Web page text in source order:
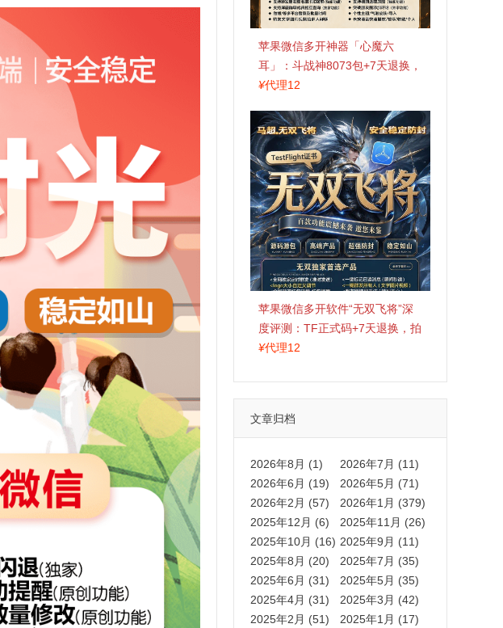
苹果微信多开神器「心魔六
耳」：斗战神8073包+7天退换，
认准拍拍卡激活码商城
¥代理12
苹果微信多开软件“无双飞将”深
度评测：TF正式码+7天退换，拍
拍卡激活码商城正品保障
¥代理12
文章归档
2026年8月 (1)
2026年7月 (11)
2026年6月 (19)
2026年5月 (71)
2026年2月 (57)
2026年1月 (379)
2025年12月 (6)
2025年11月 (26)
2025年10月 (16) 2025年9月 (11)
2025年8月 (20)
2025年7月 (35)
2025年6月 (31)
2025年5月 (35)
2025年4月 (31)
2025年3月 (42)
2025年2月 (51)
2025年1月 (17)